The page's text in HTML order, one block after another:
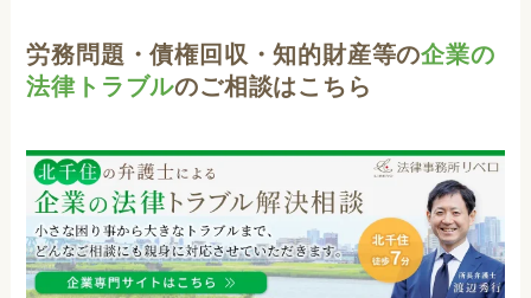
労務問題・債権回収・知的財産等の企業の
法律トラブルのご相談はこちら